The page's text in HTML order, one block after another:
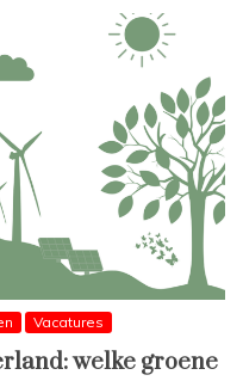
Vacatures
welke groene